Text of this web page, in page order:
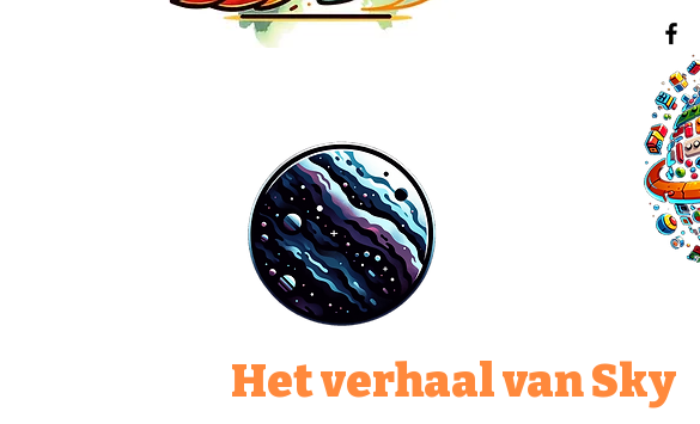
Het verhaal van Sky